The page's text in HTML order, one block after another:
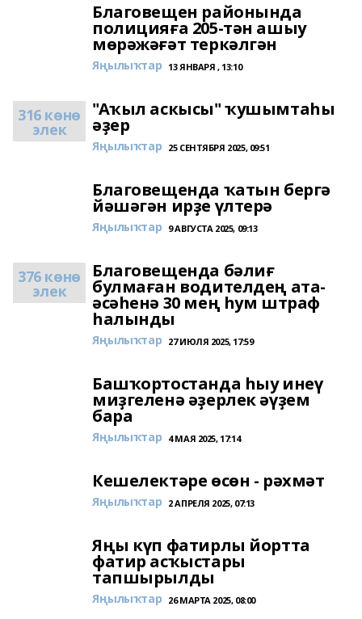
Благовещен районында
полицияға 205-тән ашыу
мөрәжәғәт теркәлгән
Яңылыҡтар 13 ЯНВАРЯ , 13:10
316 көнө
элек
"Аҡыл аскысы" ҡушымтаһы
әҙер
Яңылыҡтар 25 СЕНТЯБРЯ 2025, 09:51
Благовещенда ҡатын бергә
йәшәгән ирҙе үлтерә
Яңылыҡтар 9 АВГУСТА 2025, 09:13
376 көнө
элек
Благовещенда бәлиғ
булмаған водителдең ата-
әсәһенә 30 мең һум штраф
һалынды
Яңылыҡтар 27 ИЮЛЯ 2025, 17:59
Башҡортостанда һыу инеү
миҙгеленә әҙерлек әүҙем
бара
Яңылыҡтар 4 МАЯ 2025, 17:14
Кешелектәре өсөн - рәхмәт
Яңылыҡтар 2 АПРЕЛЯ 2025, 07:13
Яңы күп фатирлы йортта
фатир асҡыстары
тапшырылды
Яңылыҡтар 26 МАРТА 2025, 08:00